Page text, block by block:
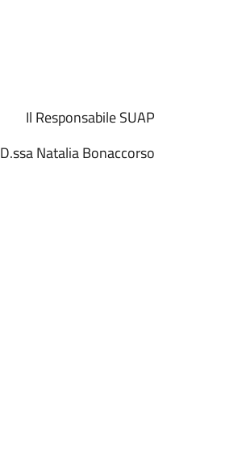
Il Responsabile SUAP
D.ssa Natalia Bonaccorso